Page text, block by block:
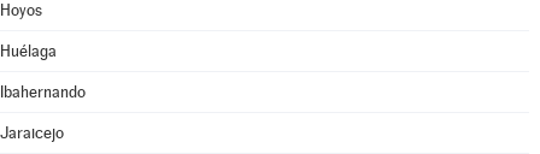
Hoyos
Huélaga
Ibahernando
Jaraicejo